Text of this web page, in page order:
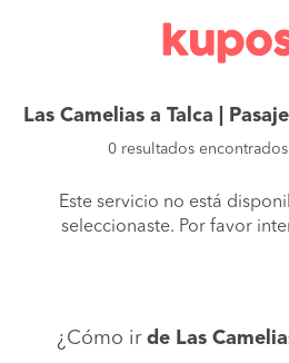
Las Camelias a Talca |
0 resultados
Este servicio no está
seleccionaste. Por favor
¿Cómo ir de Las